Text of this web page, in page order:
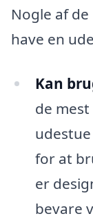
Nogle af
have en
Kan
de
for at
er
bevare